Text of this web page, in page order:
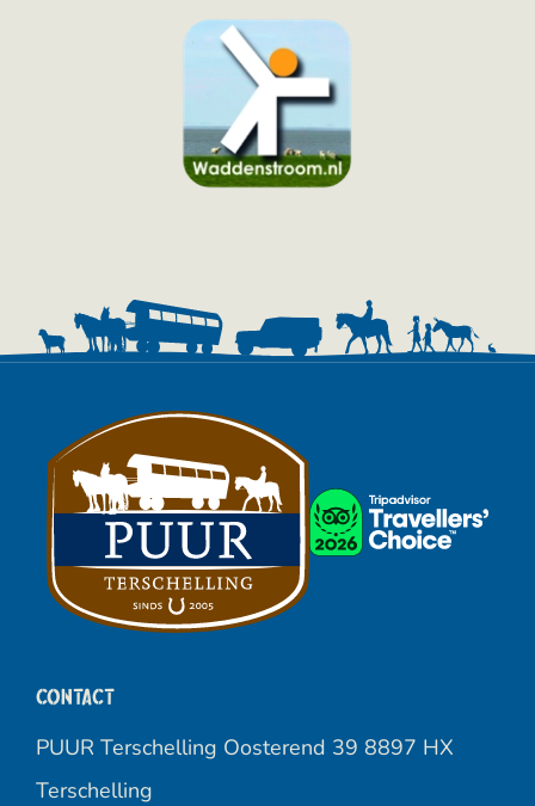
Contact
PUUR Terschelling Oosterend 39 8897 HX
Terschelling